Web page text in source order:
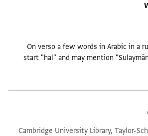
On verso a few words in Arabic in a
start "hal" and may mention
Cambridge University Library, Taylor-